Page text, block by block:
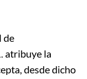
de
atribuye la
desde dicho